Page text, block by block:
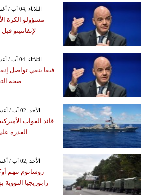
GMT 16:49 2026 الثلاثاء ,04 آب / أغسطس
مسؤولو الكرة
لإنفانتينو
GMT 11:15 2026 الثلاثاء ,04 آب / أغسطس
فيفا ينفي تواصل
صحة
GMT 11:37 2026 الأحد ,02 آب / أغسطس
قائد القوات
القدرة
GMT 13:38 2026 الأحد ,02 آب / أغسطس
روساتوم تتهم
زابوريجيا